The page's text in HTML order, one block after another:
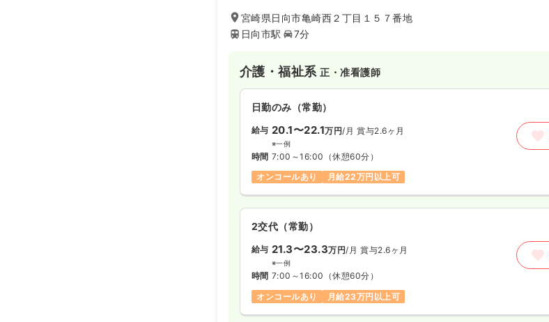
宮崎県日向市亀崎西２丁目１５７番地
日向市駅
7分
介護・福祉系正・准看護師
日勤のみ（常勤）
給与 20.1〜22.1万円/月 賞与2.6ヶ月
※一例
時間 7:00～16:00 （休憩60分）
オンコールあり
月給22万円以上可
2交代（常勤）
給与 21.3〜23.3万円/月 賞与2.6ヶ月
※一例
時間 7:00～16:00 （休憩60分）
オンコールあり
月給23万円以上可